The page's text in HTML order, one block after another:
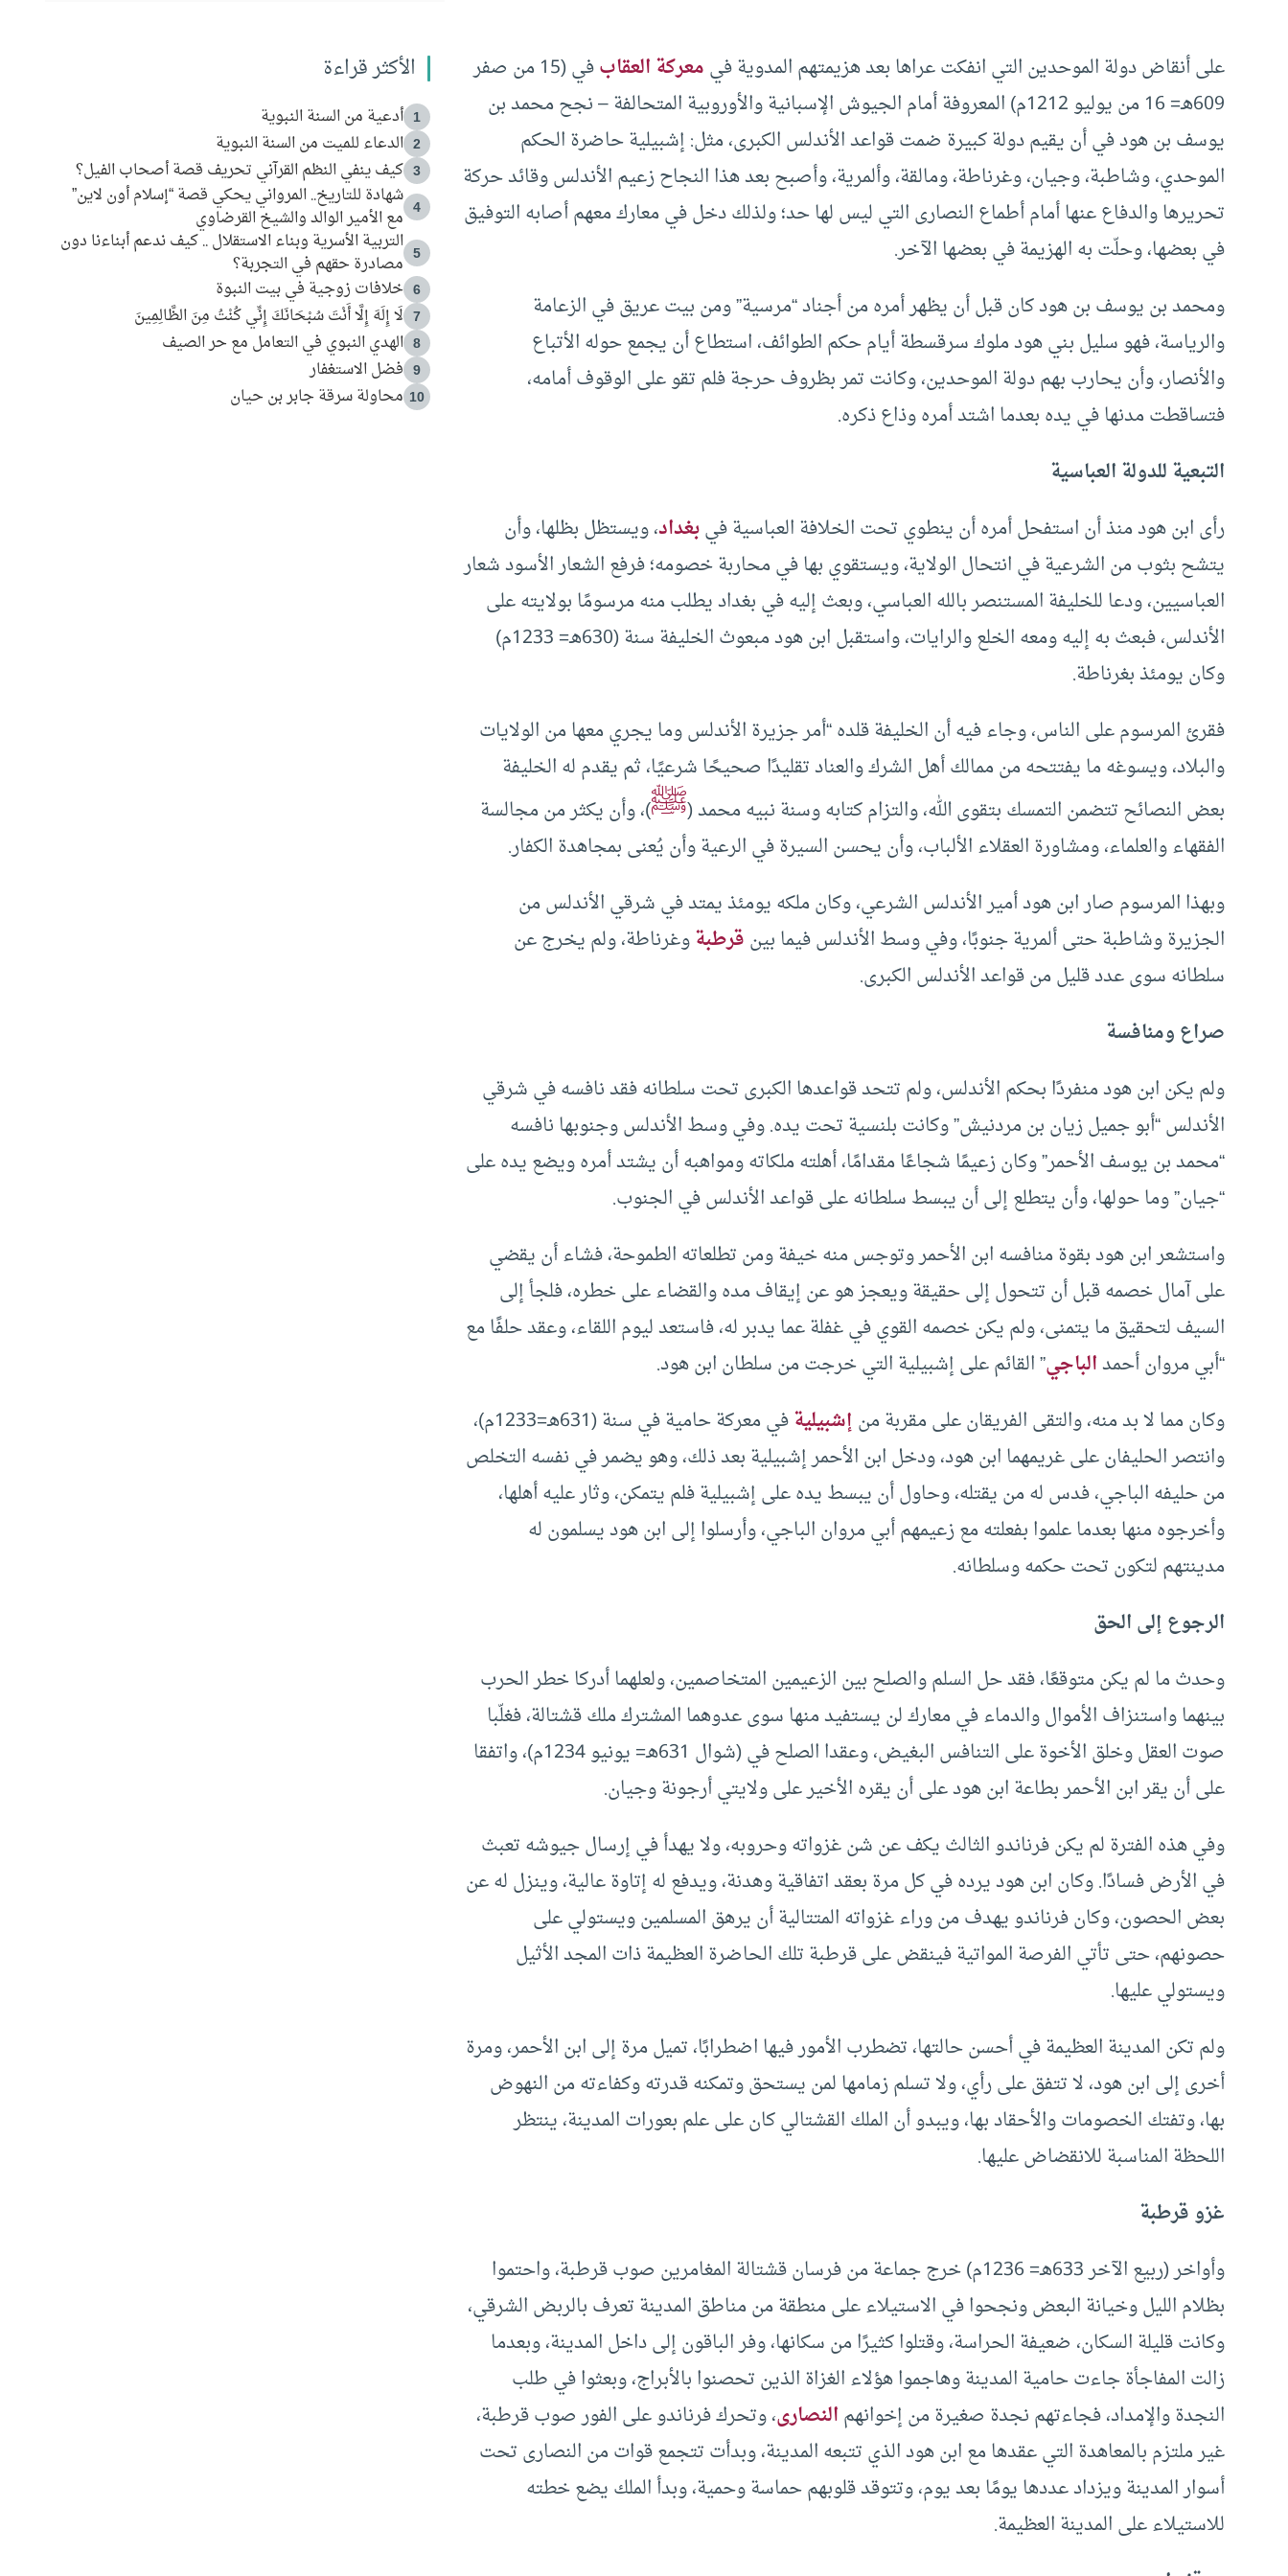
على أنقاض دولة الموحدين التي انفكت عراها بعد هزيمتهم المدوية فيمعركة العقاب
في (15 من صفر
609هـ= 16 من يوليو 1212م) المعروفة أمام الجيوش الإسبانية والأوروبية المتحالفة – نجح محمد بن
يوسف بن هود في أن يقيم دولة كبيرة ضمت قواعد الأندلس الكبرى، مثل: إشبيلية حاضرة الحكم
الموحدي، وشاطبة، وجيان، وغرناطة، ومالقة، وألمرية، وأصبح بعد هذا النجاح زعيم الأندلس وقائد حركة
تحريرها والدفاع عنها أمام أطماع النصارى التي ليس لها حد؛ ولذلك دخل في معارك معهم أصابه التوفيق
في بعضها، وحلّت به الهزيمة في بعضها الآخر.
ومحمد بن يوسف بن هود كان قبل أن يظهر أمره من أجناد “مرسية” ومن بيت عريق في الزعامة
والرياسة، فهو سليل بني هود ملوك سرقسطة أيام حكم الطوائف، استطاع أن يجمع حوله الأتباع
والأنصار، وأن يحارب بهم دولة الموحدين، وكانت تمر بظروف حرجة فلم تقو على الوقوف أمامه،
فتساقطت مدنها في يده بعدما اشتد أمره وذاع ذكره.
التبعية للدولة العباسية
رأى ابن هود منذ أن استفحل أمره أن ينطوي تحت الخلافة العباسية فيبغداد، ويستظل بظلها، وأن
يتشح بثوب من الشرعية في انتحال الولاية، ويستقوي بها في محاربة خصومه؛ فرفع الشعار الأسود شعار
العباسيين، ودعا للخليفة المستنصر بالله العباسي، وبعث إليه في بغداد يطلب منه مرسومًا بولايته على
الأندلس، فبعث به إليه ومعه الخلع والرايات، واستقبل ابن هود مبعوث الخليفة سنة (630هـ= 1233م)
وكان يومئذ بغرناطة.
فقرئ المرسوم على الناس، وجاء فيه أن الخليفة قلده “أمر جزيرة الأندلس وما يجري معها من الولايات
والبلاد، ويسوغه ما يفتتحه من ممالك أهل الشرك والعناد تقليدًا صحيحًا شرعيًا، ثم يقدم له الخليفة
بعض النصائح تتضمن التمسك بتقوى الله، والتزام كتابه وسنة نبيه محمد (ﷺ)، وأن يكثر من مجالسة
الفقهاء والعلماء، ومشاورة العقلاء الألباب، وأن يحسن السيرة في الرعية وأن يُعنى بمجاهدة الكفار.
وبهذا المرسوم صار ابن هود أمير الأندلس الشرعي، وكان ملكه يومئذ يمتد في شرقي الأندلس من
الجزيرة وشاطبة حتى ألمرية جنوبًا، وفي وسط الأندلس فيما بينقرطبةوغرناطة، ولم يخرج عن
سلطانه سوى عدد قليل من قواعد الأندلس الكبرى.
صراع ومنافسة
ولم يكن ابن هود منفردًا بحكم الأندلس، ولم تتحد قواعدها الكبرى تحت سلطانه فقد نافسه في شرقي
الأندلس “أبو جميل زيان بن مردنيش” وكانت بلنسية تحت يده. وفي وسط الأندلس وجنوبها نافسه
“محمد بن يوسف الأحمر” وكان زعيمًا شجاعًا مقدامًا، أهلته ملكاته ومواهبه أن يشتد أمره ويضع يده على
“جيان” وما حولها، وأن يتطلع إلى أن يبسط سلطانه على قواعد الأندلس في الجنوب.
واستشعر ابن هود بقوة منافسه ابن الأحمر وتوجس منه خيفة ومن تطلعاته الطموحة، فشاء أن يقضي
على آمال خصمه قبل أن تتحول إلى حقيقة ويعجز هو عن إيقاف مده والقضاء على خطره، فلجأ إلى
السيف لتحقيق ما يتمنى، ولم يكن خصمه القوي في غفلة عما يدبر له، فاستعد ليوم اللقاء، وعقد حلفًا مع
“أبي مروان أحمدالباجي” القائم على إشبيلية التي خرجت من سلطان ابن هود.
وكان مما لا بد منه، والتقى الفريقان على مقربة منإشبيلية
في معركة حامية في سنة (631هـ=1233م)،
وانتصر الحليفان على غريمهما ابن هود، ودخل ابن الأحمر إشبيلية بعد ذلك، وهو يضمر في نفسه التخلص
من حليفه الباجي، فدس له من يقتله، وحاول أن يبسط يده على إشبيلية فلم يتمكن، وثار عليه أهلها،
وأخرجوه منها بعدما علموا بفعلته مع زعيمهم أبي مروان الباجي، وأرسلوا إلى ابن هود يسلمون له
مدينتهم لتكون تحت حكمه وسلطانه.
الرجوع إلى الحق
وحدث ما لم يكن متوقعًا، فقد حل السلم والصلح بين الزعيمين المتخاصمين، ولعلهما أدركا خطر الحرب
بينهما واستنزاف الأموال والدماء في معارك لن يستفيد منها سوى عدوهما المشترك ملك قشتالة، فغلّبا
صوت العقل وخلق الأخوة على التنافس البغيض، وعقدا الصلح في (شوال 631هـ= يونيو 1234م)، واتفقا
على أن يقر ابن الأحمر بطاعة ابن هود على أن يقره الأخير على ولايتي أرجونة وجيان.
وفي هذه الفترة لم يكن فرناندو الثالث يكف عن شن غزواته وحروبه، ولا يهدأ في إرسال جيوشه تعبث
في الأرض فسادًا. وكان ابن هود يرده في كل مرة بعقد اتفاقية وهدنة، ويدفع له إتاوة عالية، وينزل له عن
بعض الحصون، وكان فرناندو يهدف من وراء غزواته المتتالية أن يرهق المسلمين ويستولي على
حصونهم، حتى تأتي الفرصة المواتية فينقض على قرطبة تلك الحاضرة العظيمة ذات المجد الأثيل
ويستولي عليها.
ولم تكن المدينة العظيمة في أحسن حالتها، تضطرب الأمور فيها اضطرابًا، تميل مرة إلى ابن الأحمر، ومرة
أخرى إلى ابن هود، لا تتفق على رأي، ولا تسلم زمامها لمن يستحق وتمكنه قدرته وكفاءته من النهوض
بها، وتفتك الخصومات والأحقاد بها، ويبدو أن الملك القشتالي كان على علم بعورات المدينة، ينتظر
اللحظة المناسبة للانقضاض عليها.
غزو قرطبة
وأواخر (ربيع الآخر 633هـ= 1236م) خرج جماعة من فرسان قشتالة المغامرين صوب قرطبة، واحتموا
بظلام الليل وخيانة البعض ونجحوا في الاستيلاء على منطقة من مناطق المدينة تعرف بالربض الشرقي،
وكانت قليلة السكان، ضعيفة الحراسة، وقتلوا كثيرًا من سكانها، وفر الباقون إلى داخل المدينة، وبعدما
زالت المفاجأة جاءت حامية المدينة وهاجموا هؤلاء الغزاة الذين تحصنوا بالأبراج، وبعثوا في طلب
النجدة والإمداد، فجاءتهم نجدة صغيرة من إخوانهمالنصارى، وتحرك فرناندو على الفور صوب قرطبة،
غير ملتزم بالمعاهدة التي عقدها مع ابن هود الذي تتبعه المدينة، وبدأت تتجمع قوات من النصارى تحت
أسوار المدينة ويزداد عددها يومًا بعد يوم، وتتوقد قلوبهم حماسة وحمية، وبدأ الملك يضع خطته
للاستيلاء على المدينة العظيمة.
الأكثر قراءة
1 أدعية من السنة النبوية
2 الدعاء للميت من السنة النبوية
3 كيف ينفي النظم القرآني تحريف قصة أصحاب الفيل؟
4
شهادة للتاريخ.. المرواني يحكي قصة “إسلام أون لاين”
مع الأمير الوالد والشيخ القرضاوي
5
التربية الأسرية وبناء الاستقلال .. كيف ندعم أبناءنا دون
مصادرة حقهم في التجربة؟
6 خلافات زوجية في بيت النبوة
7 لَا إِلَهَ إِلَّا أَنْتَ سُبْحَانَكَ إِنِّي كُنْتُ مِنَ الظَّالِمِينَ
8 الهدي النبوي في التعامل مع حر الصيف
9 فضل الاستغفار
10 محاولة سرقة جابر بن حيان